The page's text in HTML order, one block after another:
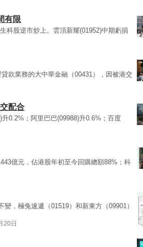
有限
生科股逆市炒上。雲頂新耀(01952)中期虧損
款業務的大中華金融（00431），因被港交
配合
升0.2%；阿里巴巴(09988)升0.6%；百度
億元，佔港股年初至今回購總額88%；科
變，極兔速遞（01519）和新東方（09901）
20日